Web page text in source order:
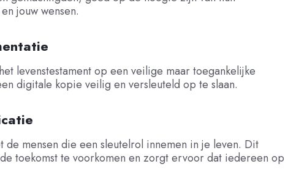
jouw wensen.
levenstestament op een veilige maar toegankelijke
digitale kopie veilig en versleuteld op te slaan.
de mensen die een sleutelrol innemen in je leven. Dit
toekomst te voorkomen en zorgt ervoor dat iedereen op